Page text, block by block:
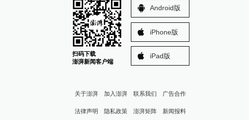
扫码下载
澎湃新闻客户端
Android版
iPhone版
iPad版
关于澎湃 加入澎湃 联系我们 广告合作
法律声明 隐私政策 澎湃矩阵 新闻报料